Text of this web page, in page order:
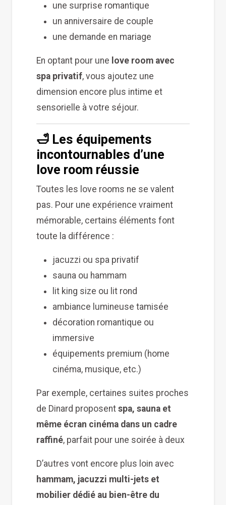
une surprise romantique
un anniversaire de couple
une demande en mariage
En optant pour une love room avec
spa privatif, vous ajoutez une
dimension encore plus intime et
sensorielle à votre séjour.
🛁 Les équipements
incontournables d’une
love room réussie
Toutes les love rooms ne se valent
pas. Pour une expérience vraiment
mémorable, certains éléments font
toute la différence :
jacuzzi ou spa privatif
sauna ou hammam
lit king size ou lit rond
ambiance lumineuse tamisée
décoration romantique ou
immersive
équipements premium (home
cinéma, musique, etc.)
Par exemple, certaines suites proches
de Dinard proposent spa, sauna et
même écran cinéma dans un cadre
raffiné, parfait pour une soirée à deux
D’autres vont encore plus loin avec
hammam, jacuzzi multi-jets et
mobilier dédié au bien-être du